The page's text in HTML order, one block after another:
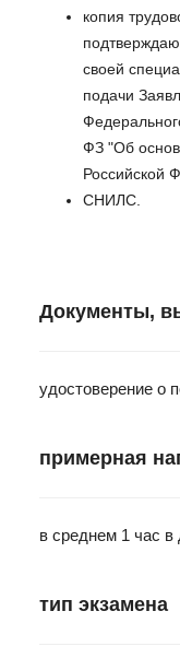
копия
своей
подачи
ФЗ "Об
Российской
СНИЛС.
Документы,
удостоверение о
примерная
в среднем 1 час в
тип экзамена